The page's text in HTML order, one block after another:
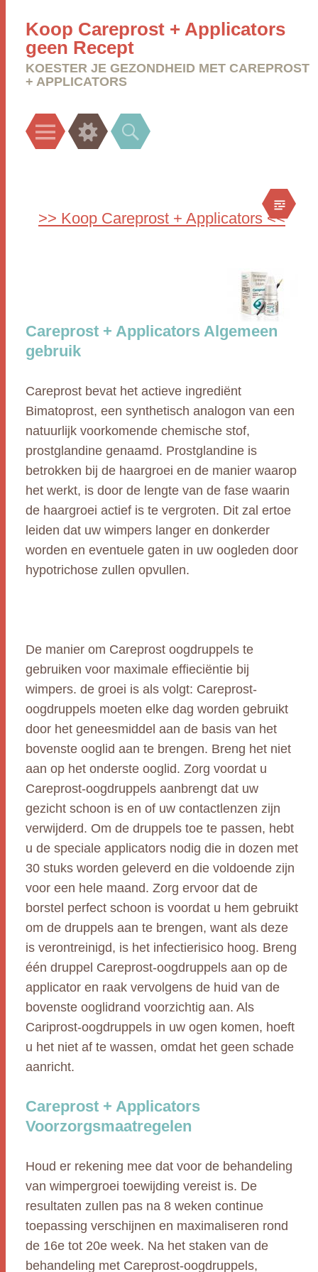
Koop Careprost + Applicators
geen Recept
KOESTER JE GEZONDHEID MET CAREPROST
+ APPLICATORS
Menu Widgets Search
>> Koop Careprost + Applicators <<
Careprost + Applicators Algemeen
gebruik
Careprost bevat het actieve ingrediënt
Bimatoprost, een synthetisch analogon van een
natuurlijk voorkomende chemische stof,
prostglandine genaamd. Prostglandine is
betrokken bij de haargroei en de manier waarop
het werkt, is door de lengte van de fase waarin
de haargroei actief is te vergroten. Dit zal ertoe
leiden dat uw wimpers langer en donkerder
worden en eventuele gaten in uw oogleden door
hypotrichose zullen opvullen.
De manier om Careprost oogdruppels te
gebruiken voor maximale effieciëntie bij
wimpers. de groei is als volgt: Careprost-
oogdruppels moeten elke dag worden gebruikt
door het geneesmiddel aan de basis van het
bovenste ooglid aan te brengen. Breng het niet
aan op het onderste ooglid. Zorg voordat u
Careprost-oogdruppels aanbrengt dat uw
gezicht schoon is en of uw contactlenzen zijn
verwijderd. Om de druppels toe te passen, hebt
u de speciale applicators nodig die in dozen met
30 stuks worden geleverd en die voldoende zijn
voor een hele maand. Zorg ervoor dat de
borstel perfect schoon is voordat u hem gebruikt
om de druppels aan te brengen, want als deze
is verontreinigd, is het infectierisico hoog. Breng
één druppel Careprost-oogdruppels aan op de
applicator en raak vervolgens de huid van de
bovenste ooglidrand voorzichtig aan. Als
Cariprost-oogdruppels in uw ogen komen, hoeft
u het niet af te wassen, omdat het geen schade
aanricht.
Careprost + Applicators
Voorzorgsmaatregelen
Houd er rekening mee dat voor de behandeling
van wimpergroei toewijding vereist is. De
resultaten zullen pas na 8 weken continue
toepassing verschijnen en maximaliseren rond
de 16e tot 20e week. Na het staken van de
behandeling met Careprost-oogdruppels,